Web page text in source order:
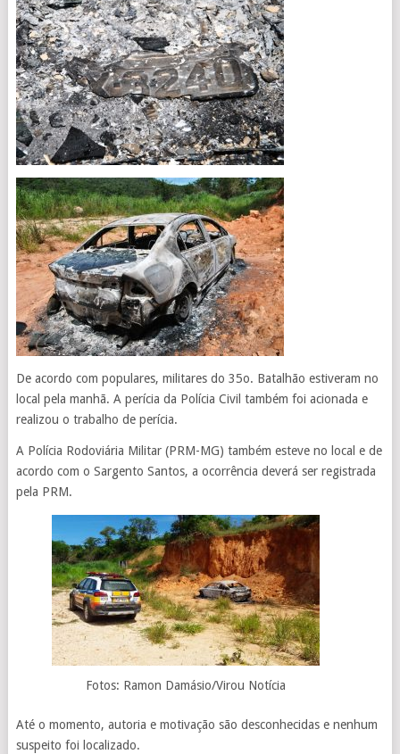
De acordo com populares, militares do 35o. Batalhão estiveram no
local pela manhã. A perícia da Polícia Civil também foi acionada e
realizou o trabalho de perícia.
A Polícia Rodoviária Militar (PRM-MG) também esteve no local e de
acordo com o Sargento Santos, a ocorrência deverá ser registrada
pela PRM.
Fotos: Ramon Damásio/Virou Notícia
Até o momento, autoria e motivação são desconhecidas e nenhum
suspeito foi localizado.